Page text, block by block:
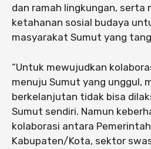
dan ramah lingkungan, serta
ketahanan sosial budaya
masyarakat Sumut yang
“Untuk mewujudkan
menuju Sumut yang unggul,
berkelanjutan tidak bisa
Sumut sendiri. Namun
kolaborasi antara
Kabupaten/Kota, sektor